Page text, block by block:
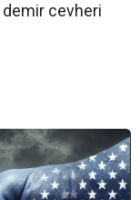
demir cevheri